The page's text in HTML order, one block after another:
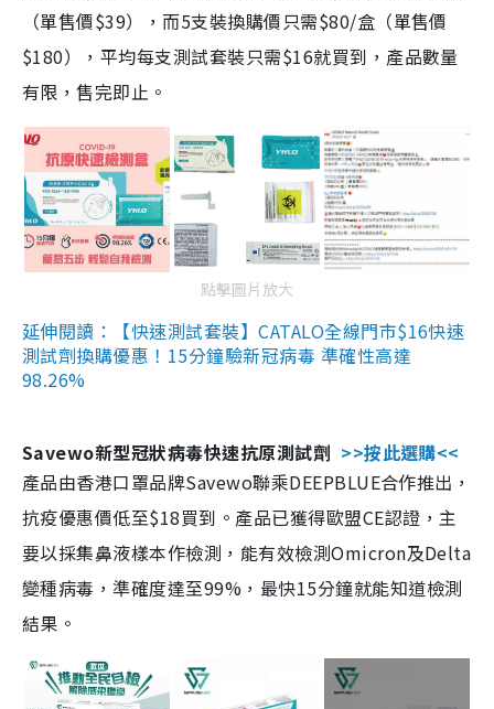
（單售價$39），而5支裝換購價只需$80/盒（單售價
$180），平均每支測試套裝只需$16就買到，產品數量
有限，售完即止。
點擊圖片放大
延伸閱讀：【快速測試套裝】CATALO全線門市$16快速
測試劑換購優惠！15分鐘驗新冠病毒 準確性高達
98.26%
Savewo新型冠狀病毒快速抗原測試劑 >>按此選購<<
產品由香港口罩品牌Savewo聯乘DEEPBLUE合作推出，
抗疫優惠價低至$18買到。產品已獲得歐盟CE認證，主
要以採集鼻液樣本作檢測，能有效檢測Omicron及Delta
變種病毒，準確度達至99%，最快15分鐘就能知道檢測
結果。